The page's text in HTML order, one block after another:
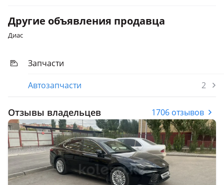
Другие объявления продавца
Диас
Запчасти
Автозапчасти
2
Отзывы владельцев 1706 отзывов